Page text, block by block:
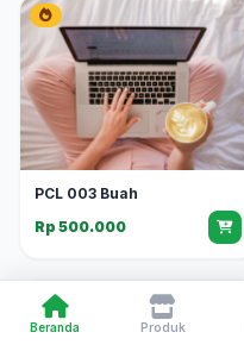
PCL 003 Buah
Rp 500.000
Beranda Produk